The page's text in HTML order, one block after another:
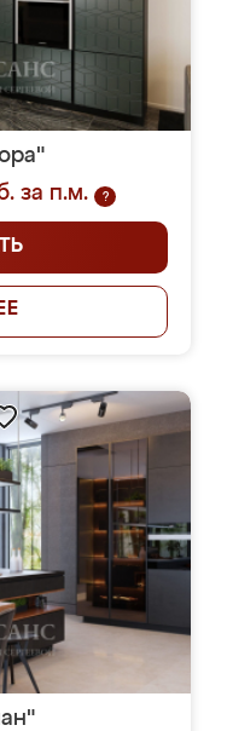
за п.м.
?